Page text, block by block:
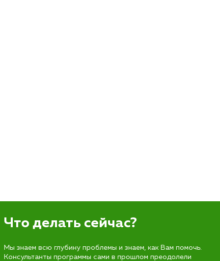
Что делать сейчас?
Мы знаем всю глубину проблемы и знаем, как Вам помочь.
Консультанты программы сами в прошлом преодолели